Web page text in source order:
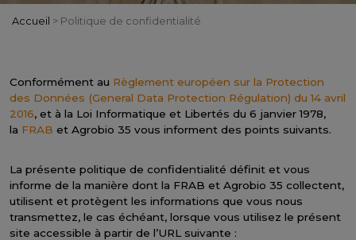
Accueil > Politique de confidentialité
Conformément au Règlement européen sur la Protection
des Données (General Data Protection Régulation) du 14 avril
2016, et à la Loi Informatique et Libertés du 6 janvier 1978,
la FRAB et Agrobio 35 vous informent des points suivants.
La présente politique de confidentialité définit et vous
informe de la manière dont la FRAB et Agrobio 35 collectent,
utilisent et protègent les informations que vous nous
transmettez, le cas échéant, lorsque vous utilisez le présent
site accessible à partir de l’URL suivante :